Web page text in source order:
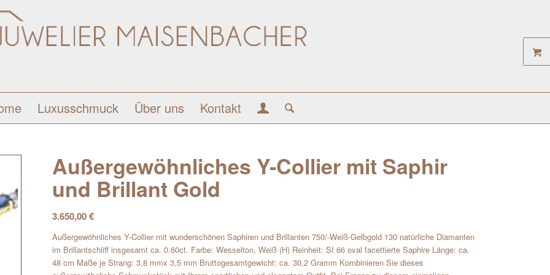
Luxusschmuck Über uns Kontakt
Außergewöhnliches Y-Collier mit Saphir
und Brillant Gold
3.650,00€
Außergewöhnliches Y-Collier mit wunderschönen Saphiren und Brillanten 750/-Weiß-Gelbgold 130 natürliche Diamanten
im Brillantschliff insgesamt ca. 0.60ct. Farbe: Wesselton, Weiß (H) Reinheit: SI 66 oval facettierte Saphire Länge: ca.
48 cm Maße je Strang: 3,8 mmx 3,5 mm Bruttogesamtgewicht: ca. 30,2 Gramm Kombinieren Sie dieses